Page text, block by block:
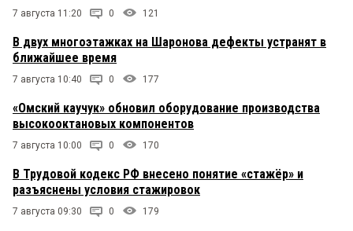
7 августа 11:20 0 121
В двух многоэтажках на Шаронова дефекты устранят в
ближайшее время
7 августа 10:40 0 177
«Омский каучук» обновил оборудование производства
высокооктановых компонентов
7 августа 10:00 0 170
В Трудовой кодекс РФ внесено понятие «стажёр» и
разъяснены условия стажировок
7 августа 09:30 0 179